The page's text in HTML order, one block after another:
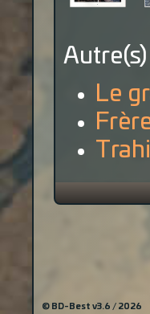
Le
© BD-Best v3.6 / 2026